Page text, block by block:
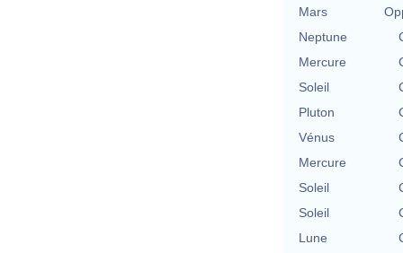
Mars
Neptune
Mercure
Soleil
Pluton
Vénus
Mercure
Soleil
Soleil
Lune